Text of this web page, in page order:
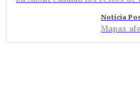
Noticia
Mapas